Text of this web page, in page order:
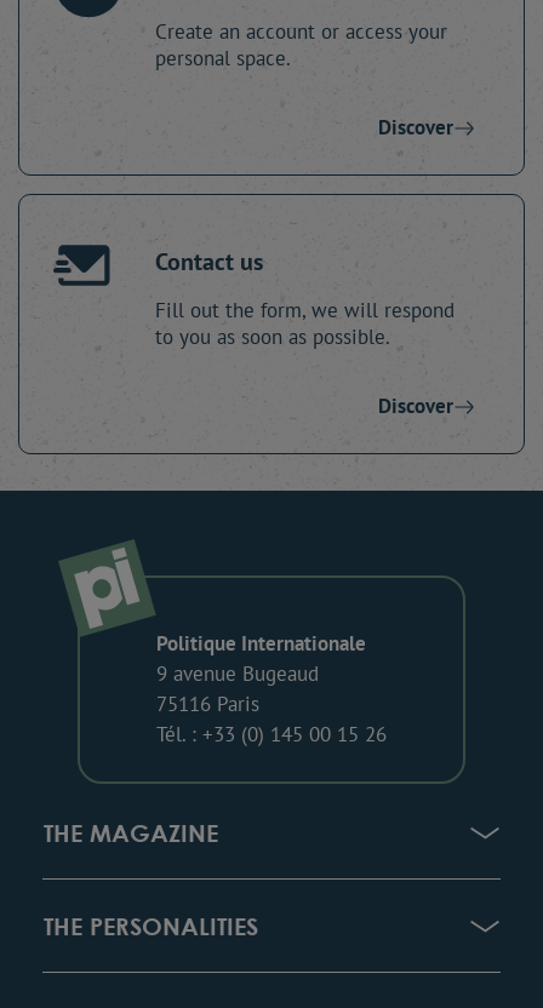
Create an account or access your
personal space.
Discover
Contact us
Fill out the form, we will respond
to you as soon as possible.
Discover
Politique Internationale
9 avenue Bugeaud
75116 Paris
Tél. : +33 (0) 145 00 15 26
THE MAGAZINE
THE PERSONALITIES